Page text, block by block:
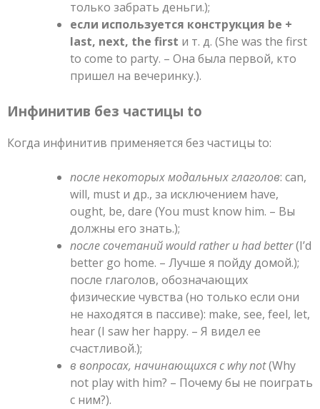
только забрать деньги.);
если используется конструкция be +
last, next, the first и т. д. (She was the first
to come to party. – Она была первой, кто
пришел на вечеринку.).
Инфинитив без частицы to
Когда инфинитив применяется без частицы to:
после некоторых модальных глаголов: can,
will, must и др., за исключением have,
ought, be, dare (You must know him. – Вы
должны его знать.);
после сочетаний would rather и had better(I’d
better go home. – Лучше я пойду домой.);
после глаголов, обозначающих
физические чувства (но только если они
не находятся в пассиве): make, see, feel, let,
hear (I saw her happy. – Я видел ее
счастливой.);
в вопросах, начинающихся с why not(Why
not play with him? – Почему бы не поиграть
с ним?).